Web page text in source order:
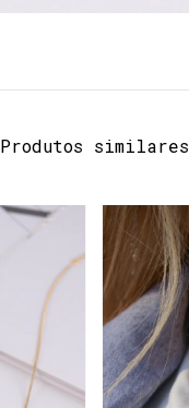
Produtos similares